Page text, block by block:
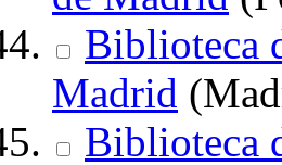
Biblioteca
Madrid
Biblioteca